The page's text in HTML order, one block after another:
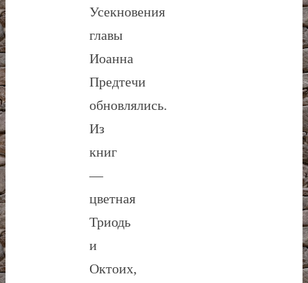
Усекновения
главы
Иоанна
Предтечи
обновлялись.
Из
книг
—
цветная
Триодь
и
Октоих,